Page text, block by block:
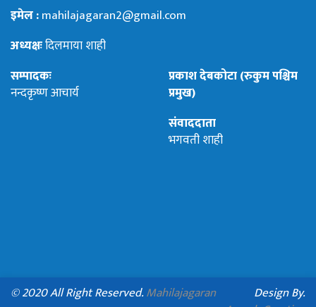
इमेल :mahilajagaran2@gmail.com
अध्यक्षःदिलमाया शाही
सम्पादकः
नन्दकृष्ण आचार्य
प्रकाश देबकोटा (रुकुम पश्चिम
प्रमुख)
संवाददाता
भगवती शाही
© 2020 All Right Reserved.Mahilajagaran
Design By.